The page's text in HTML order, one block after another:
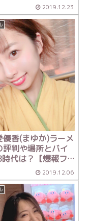
2019.12.23
優香(まゆか)ラーメ
評判や場所とバイ
時代は？【爆報フ
2019.12.06